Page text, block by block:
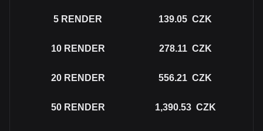
5 RENDER 139.05 CZK
10 RENDER 278.11 CZK
20 RENDER 556.21 CZK
50 RENDER 1,390.53 CZK